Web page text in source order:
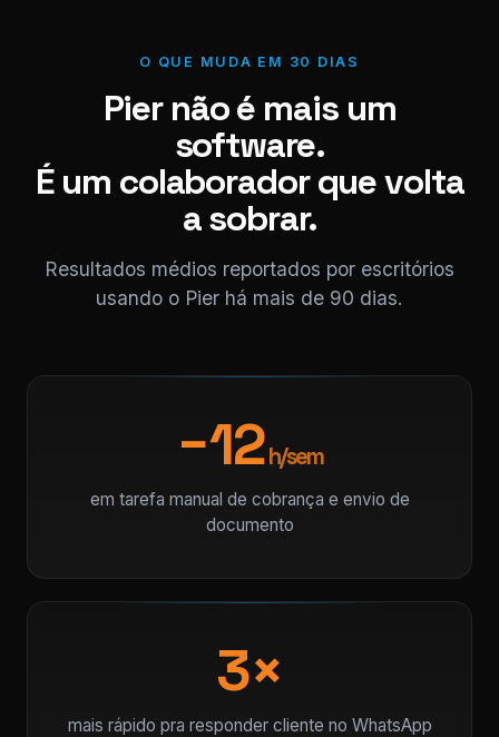
O QUE MUDA EM 30 DIAS
Pier não é mais um
software.
É um colaborador que volta
a sobrar.
Resultados médios reportados por escritórios
usando o Pier há mais de 90 dias.
−12h/sem
em tarefa manual de cobrança e envio de
documento
3×
mais rápido pra responder cliente no WhatsApp